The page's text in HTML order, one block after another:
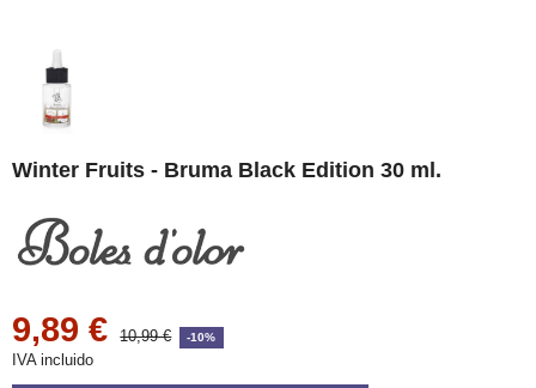
Winter Fruits - Bruma Black Edition 30 ml.
9,89 € 10,99 € -10%
IVA incluido